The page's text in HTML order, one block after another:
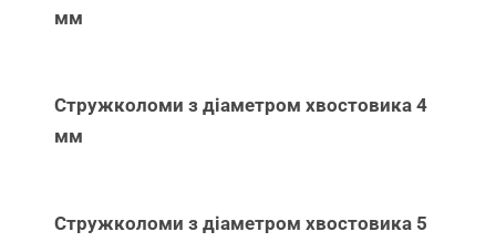
мм
Стружколоми з діаметром хвостовика 4
мм
Стружколоми з діаметром хвостовика 5